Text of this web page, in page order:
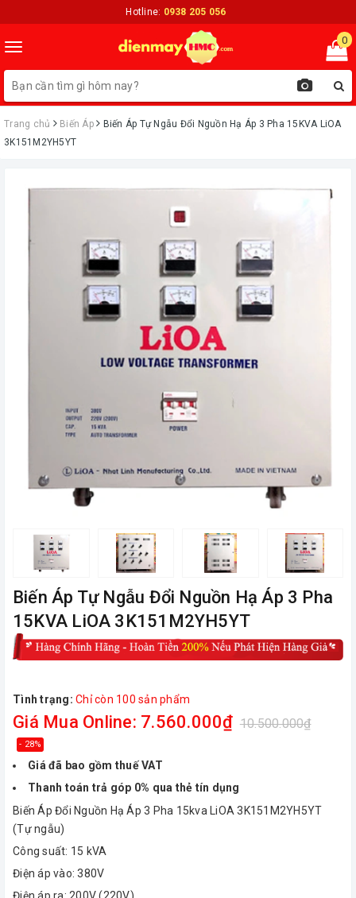
Hotline: 0938 205 056
Toggle
navigation
0
Trang chủ Biến Áp
Biến Áp Tự Ngẫu Đổi Nguồn Hạ Áp 3 Pha 15KVA LiOA
3K151M2YH5YT
Biến Áp Tự Ngẫu Đổi Nguồn Hạ Áp 3 Pha
15KVA LiOA 3K151M2YH5YT
Tình trạng: Chỉ còn 100 sản phẩm
Giá Mua Online: 7.560.000₫ 10.500.000₫
- 28%
Giá đã bao gồm thuế VAT
Thanh toán trả góp 0% qua thẻ tín dụng
Biến Áp Đổi Nguồn Hạ Áp 3 Pha 15kva LiOA 3K151M2YH5YT
(Tự ngẫu)
Công suất: 15 kVA
Điện áp vào: 380V